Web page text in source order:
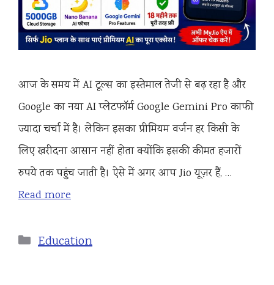
आज के समय में AI टूल्स का इस्तेमाल तेजी से बढ़ रहा है और
Google का नया AI प्लेटफॉर्म Google Gemini Pro काफी
ज्यादा चर्चा में है। लेकिन इसका प्रीमियम वर्जन हर किसी के
लिए खरीदना आसान नहीं होता क्योंकि इसकी कीमत हजारों
रुपये तक पहुंच जाती है। ऐसे में अगर आप Jio यूज़र हैं, …
Read more
Categories
Education